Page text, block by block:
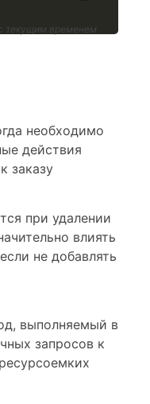
текущим временем
необходимо
действия
заказу
при удалении
влиять
не добавлять
выполняемый в
запросов к